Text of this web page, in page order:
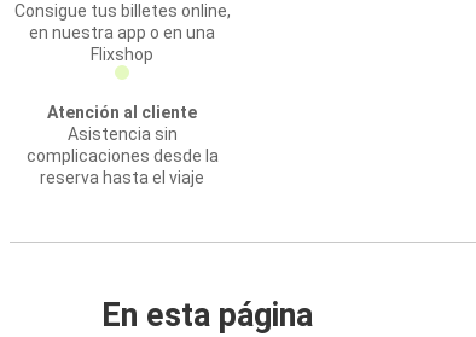
Consigue tus billetes online,
en nuestra app o en una
Flixshop
Atención al cliente
Asistencia sin
complicaciones desde la
reserva hasta el viaje
En esta página